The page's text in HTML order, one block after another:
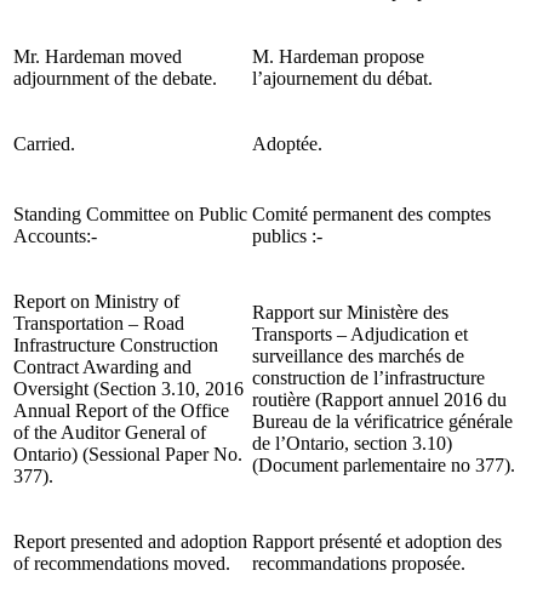
Mr. Hardeman moved
adjournment of the debate.
M. Hardeman propose
l’ajournement du débat.
Carried. Adoptée.
Standing Committee on Public
Accounts:-
Comité permanent des comptes
publics :-
Report on Ministry of
Transportation – Road
Infrastructure Construction
Contract Awarding and
Oversight (Section 3.10, 2016
Annual Report of the Office
of the Auditor General of
Ontario) (Sessional Paper No.
377).
Rapport sur Ministère des
Transports – Adjudication et
surveillance des marchés de
construction de l’infrastructure
routière (Rapport annuel 2016 du
Bureau de la vérificatrice générale
de l’Ontario, section 3.10)
(Document parlementaire no 377).
Report presented and adoption
of recommendations moved.
Rapport présenté et adoption des
recommandations proposée.